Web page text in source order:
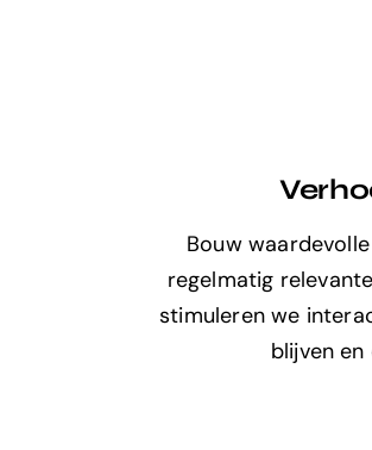
Bouw
regelmatig
stimuleren we
blijven